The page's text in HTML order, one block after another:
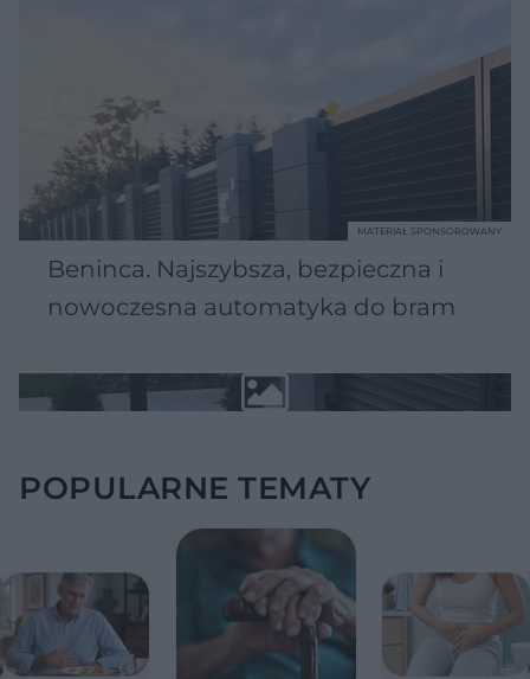
Beninca. Najszybsza, bezpieczna i
nowoczesna automatyka do bram
MATERIAŁ SPONSOROWANY
POPULARNE TEMATY